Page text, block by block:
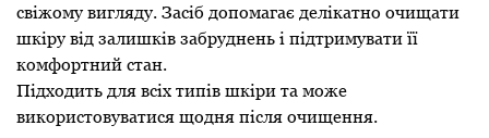
свіжому вигляду. Засіб допомагає делікатно очищати
шкіру від залишків забруднень і підтримувати її
комфортний стан.
Підходить для всіх типів шкіри та може
використовуватися щодня після очищення.